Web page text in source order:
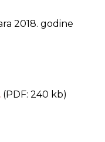
2018. godine
(PDF: 240 kb)